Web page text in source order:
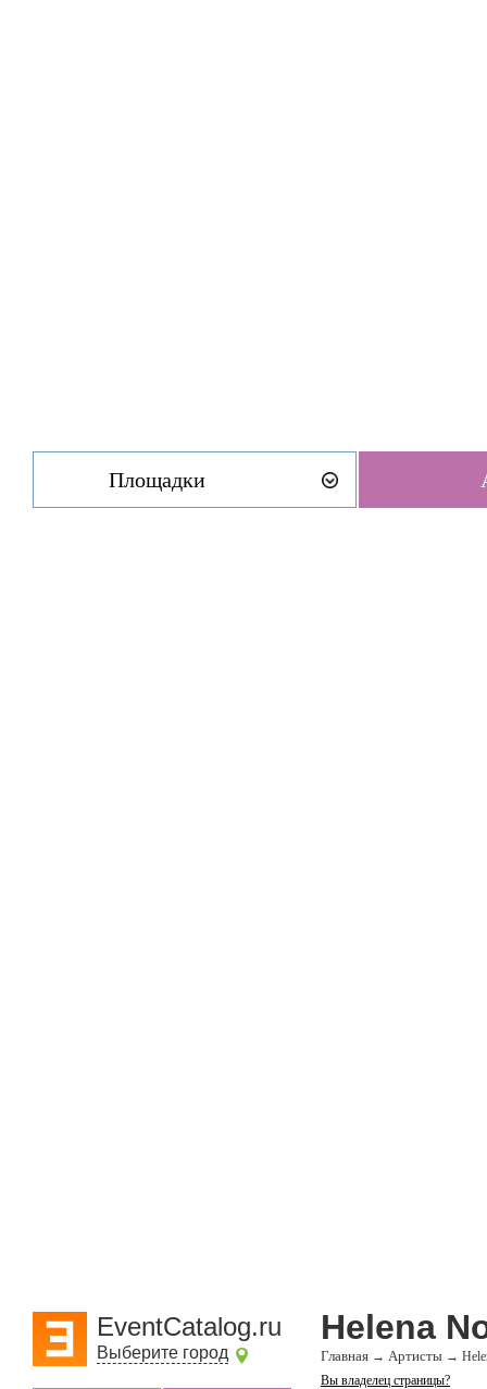
Площадки
EventCatalog.ru
Выберите город
Helena
Главная → Артисты →
Вы владелец страницы?